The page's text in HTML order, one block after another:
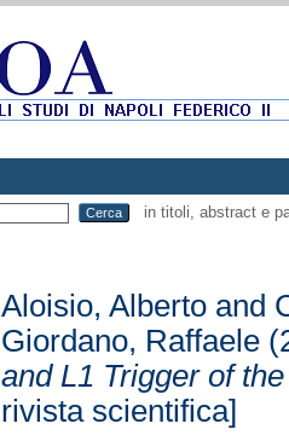
in titoli, abstract e
Aloisio, Alberto and
Giordano, Raffaele
and L1 Trigger of
rivista scientifica]